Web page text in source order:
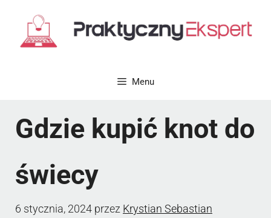
Menu
Gdzie kupić knot do
świecy
6 stycznia, 2024 przez Krystian Sebastian